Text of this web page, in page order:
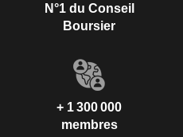
N°1 du Conseil
Boursier
+ 1 300 000
membres